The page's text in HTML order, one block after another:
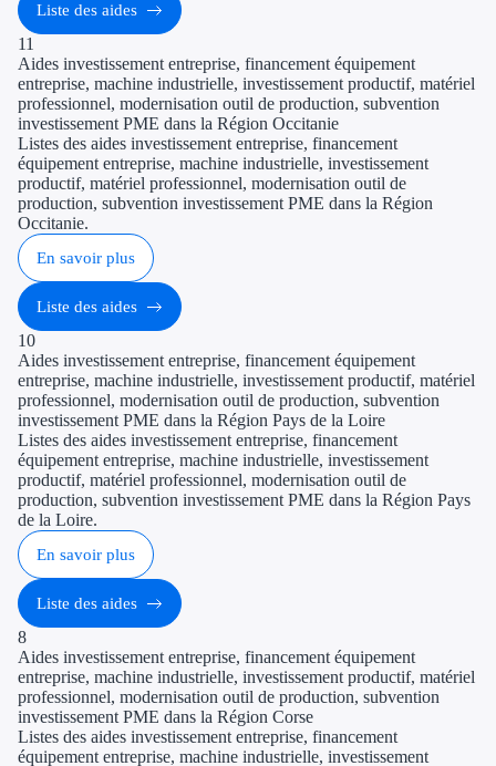
Liste des aides
11
Aides investissement entreprise, financement équipement
entreprise, machine industrielle, investissement productif, matériel
professionnel, modernisation outil de production, subvention
investissement PME dans la Région Occitanie
Listes des aides investissement entreprise, financement
équipement entreprise, machine industrielle, investissement
productif, matériel professionnel, modernisation outil de
production, subvention investissement PME dans la Région
Occitanie.
En savoir plus
Liste des aides
10
Aides investissement entreprise, financement équipement
entreprise, machine industrielle, investissement productif, matériel
professionnel, modernisation outil de production, subvention
investissement PME dans la Région Pays de la Loire
Listes des aides investissement entreprise, financement
équipement entreprise, machine industrielle, investissement
productif, matériel professionnel, modernisation outil de
production, subvention investissement PME dans la Région Pays
de la Loire.
En savoir plus
Liste des aides
8
Aides investissement entreprise, financement équipement
entreprise, machine industrielle, investissement productif, matériel
professionnel, modernisation outil de production, subvention
investissement PME dans la Région Corse
Listes des aides investissement entreprise, financement
équipement entreprise, machine industrielle, investissement